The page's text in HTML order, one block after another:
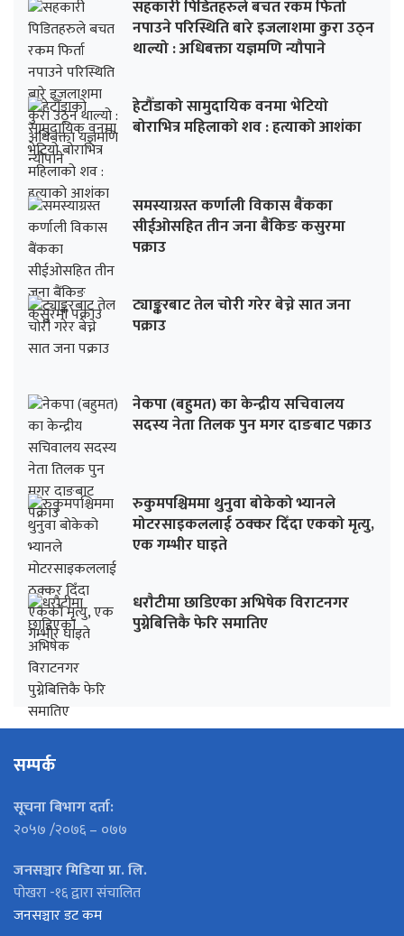
सहकारी पिडितहरुले बचत रकम फिर्ता
नपाउने परिस्थिति बारे इजलाशमा कुरा उठ्न
थाल्यो : अधिबक्ता यज्ञमणि न्यौपाने
हेटौँडाको सामुदायिक वनमा भेटियो
बोराभित्र महिलाको शव : हत्याको आशंका
समस्याग्रस्त कर्णाली विकास बैंकका
सीईओसहित तीन जना बैंकिङ कसुरमा
पक्राउ
ट्याङ्करबाट तेल चोरी गरेर बेच्ने सात जना
पक्राउ
नेकपा (बहुमत) का केन्द्रीय सचिवालय
सदस्य नेता तिलक पुन मगर दाङबाट पक्राउ
रुकुमपश्चिममा थुनुवा बोकेको भ्यानले
मोटरसाइकललाई ठक्कर दिँदा एकको मृत्यु,
एक गम्भीर घाइते
धराैटीमा छाडिएका अभिषेक विराटनगर
पुग्नेबित्तिकै फेरि समातिए
सम्पर्क
सूचना बिभाग दर्ता:
२०५७ /२०७६ – ०७७
जनसञ्चार मिडिया प्रा. लि.
पोखरा -१६ द्वारा संचालित
जनसञ्चार डट कम